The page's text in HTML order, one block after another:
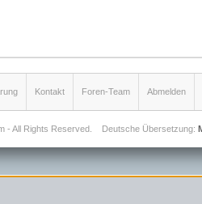
Kontakt Foren-Team Abmelden
- All Rights Reserved. Deutsche Übersetzung: